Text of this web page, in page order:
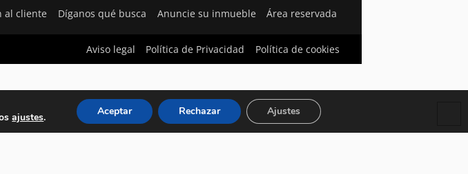
al cliente Díganos qué busca Anuncie su inmueble Área reservada
Aviso legal Política de Privacidad Política de cookies
ajustes. Aceptar Rechazar Ajustes